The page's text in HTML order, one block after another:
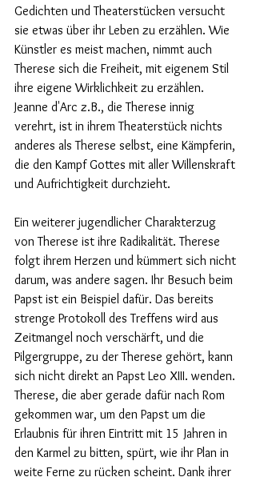
Gedichten und Theaterstücken versucht
sie etwas über ihr Leben zu erzählen. Wie
Künstler es meist machen, nimmt auch
Therese sich die Freiheit, mit eigenem Stil
ihre eigene Wirklichkeit zu erzählen.
Jeanne d'Arc z.B., die Therese innig
verehrt, ist in ihrem Theaterstück nichts
anderes als Therese selbst, eine Kämpferin,
die den Kampf Gottes mit aller Willenskraft
und Aufrichtigkeit durchzieht.
Ein weiterer jugendlicher Charakterzug
von Therese ist ihre Radikalität. Therese
folgt ihrem Herzen und kümmert sich nicht
darum, was andere sagen. Ihr Besuch beim
Papst ist ein Beispiel dafür. Das bereits
strenge Protokoll des Treffens wird aus
Zeitmangel noch verschärft, und die
Pilgergruppe, zu der Therese gehört, kann
sich nicht direkt an Papst Leo XIII. wenden.
Therese, die aber gerade dafür nach Rom
gekommen war, um den Papst um die
Erlaubnis für ihren Eintritt mit 15 Jahren in
den Karmel zu bitten, spürt, wie ihr Plan in
weite Ferne zu rücken scheint. Dank ihrer